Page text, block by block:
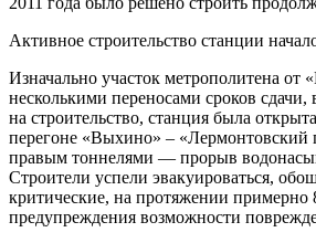
Активное строительство станции
Изначально участок метрополитена от
несколькими переносами сроков
на строительство, станция была
перегоне «Выхино» –
правым тоннелями — прорыв
Строители успели эвакуироваться,
критические, на протяжении примерно
предупреждения возможности